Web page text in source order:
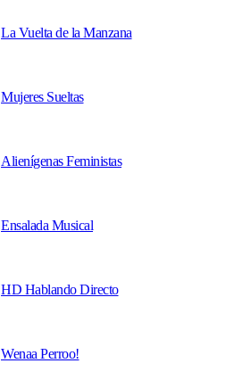
La Vuelta de la Manzana
Mujeres Sueltas
Alienígenas Feministas
Ensalada Musical
HD Hablando Directo
Wenaa Perroo!